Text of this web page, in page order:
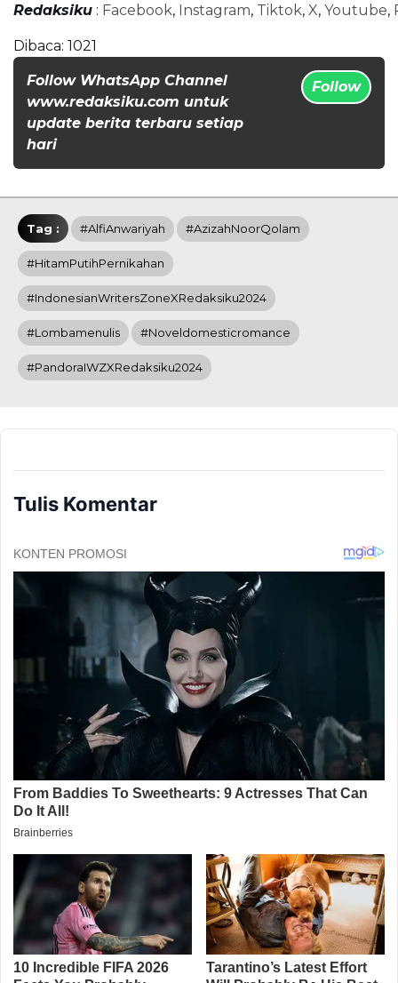
Redaksiku : Facebook, Instagram, Tiktok, X, Youtube,
Dibaca: 1021
Follow WhatsApp Channel
www.redaksiku.com untuk
update berita terbaru setiap
hari
Follow
Tag : #AlfiAnwariyah #AzizahNoorQolam
#HitamPutihPernikahan
#IndonesianWritersZoneXRedaksiku2024
#lombamenulis #noveldomesticromance
#PandoraIWZXRedaksiku2024
Tulis Komentar